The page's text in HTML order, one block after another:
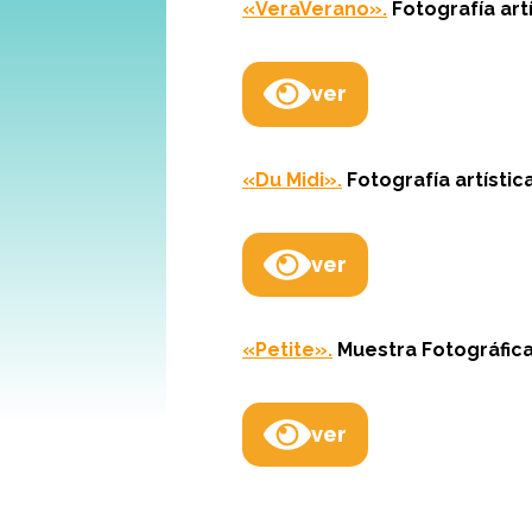
«VeraVerano». Fotografía
ver
«Du Midi». Fotografía
ver
«Petite». Muestra
ver